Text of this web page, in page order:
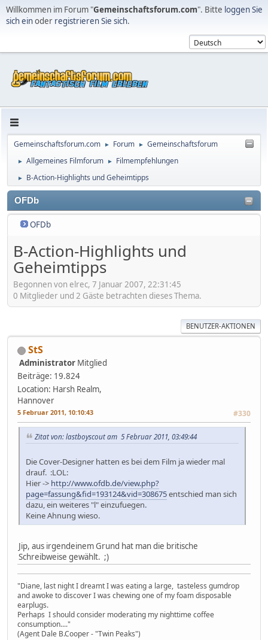
Willkommen im Forum "Gemeinschaftsforum.com". Bitte loggen Sie
sich einoder registrieren Sie sich.
Gemeinschaftsforum.com ► Forum ► Gemeinschaftsforum
► Allgemeines Filmforum ► Filmempfehlungen
► B-Action-Highlights und Geheimtipps
OFDb
OFDb
B-Action-Highlights und
Geheimtipps
Begonnen von elrec, 7 Januar 2007, 22:31:45
0 Mitglieder und 2 Gäste betrachten dieses Thema.
BENUTZER-AKTIONEN
StS
Administrator Mitglied
Beiträge: 19.824
Location: Harsh Realm,
Hannover
5 Februar 2011, 10:10:43 #330
Zitat von: lastboyscout am 5 Februar 2011, 03:49:44
Die Cover-Designer hatten es bei dem Film ja wieder mal
drauf. :LOL:
Hier -> http://www.ofdb.de/view.php?
page=fassung&fid=193124&vid=308675entschied man sich
dazu, ein weiteres "l" einzufuegen.
Keine Ahnung wieso.
Jip, aus irgendeinem Grund hat man die britische
Schreibweise gewählt. ;)
"Diane, last night I dreamt I was eating a large, tasteless gumdrop
and awoke to discover I was chewing one of my foam disposable
earplugs.
Perhaps I should consider moderating my nighttime coffee
consumption...."
(Agent Dale B.Cooper - "Twin Peaks")